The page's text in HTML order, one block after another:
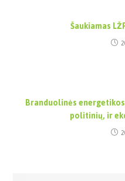
Šaukiamas
Branduolinės
politinių, ir